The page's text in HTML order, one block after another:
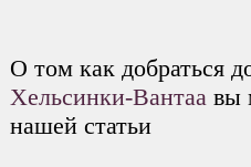
О том как добраться
Хельсинки-Вантаа вы
нашей статьи